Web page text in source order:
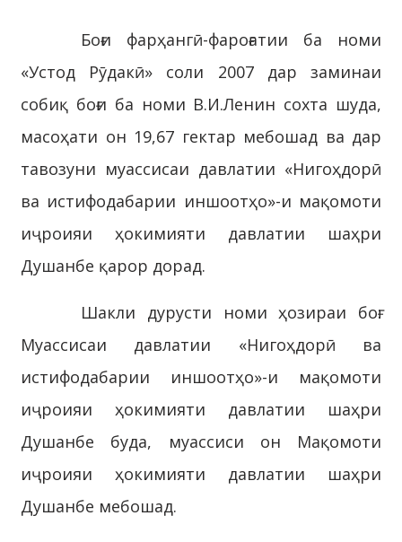
Боғи фарҳангӣ-фароғатии ба номи
«Устод Рӯдакӣ» соли 2007 дар заминаи
собиқ боғи ба номи В.И.Ленин сохта шуда,
масоҳати он 19,67 гектар мебошад ва дар
тавозуни муассисаи давлатии «Нигоҳдорӣ
ва истифодабарии иншоотҳо»-и мақомоти
иҷроияи ҳокимияти давлатии шаҳри
Душанбе қарор дорад.
Шакли дурусти номи ҳозираи боғ:
Муассисаи давлатии «Нигоҳдорӣ ва
истифодабарии иншоотҳо»-и мақомоти
иҷроияи ҳокимияти давлатии шаҳри
Душанбе буда, муассиси он Мақомоти
иҷроияи ҳокимияти давлатии шаҳри
Душанбе мебошад.